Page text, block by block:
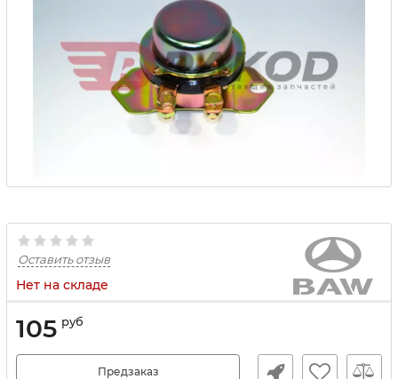
Оставить отзыв
Нет на складе
105 руб
Предзаказ